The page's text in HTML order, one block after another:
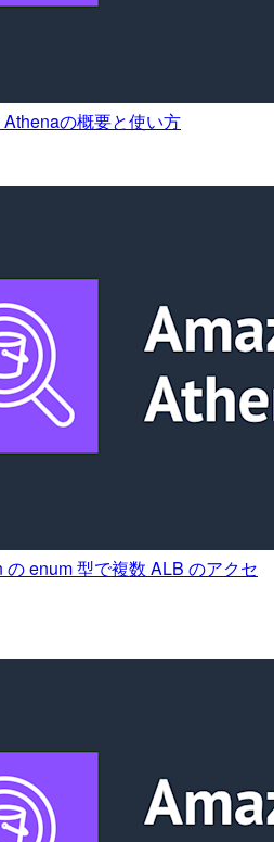
の概要と使い方
enum 型で複数 ALB のアクセ